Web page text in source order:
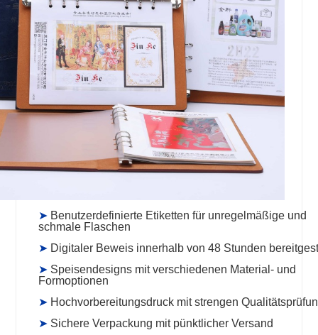
➤ Benutzerdefinierte Etiketten für unregelmäßige und
schmale Flaschen
➤ Digitaler Beweis innerhalb von 48 Stunden
➤ Speisendesigns mit verschiedenen Material- und
Formoptionen
➤ Hochvorbereitungsdruck mit strengen
➤ Sichere Verpackung mit pünktlicher Versand